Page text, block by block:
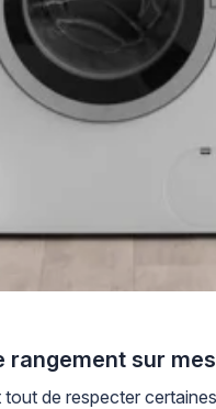
rangement sur
de respecter